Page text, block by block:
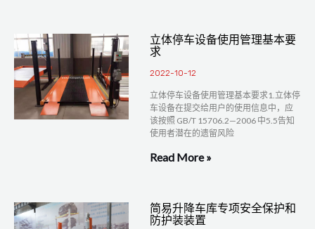
立体停车设备使用管理基本要
求
2022-10-12
立体停车设备使用管理基本要求1.立体停
车设备在提交给用户的使用信息中，应
该按照 GB/T 15706.2—2006 中5.5告知
使用者潜在的遗留风险
Read More »
简易升降车库专项安全保护和
防护装装置